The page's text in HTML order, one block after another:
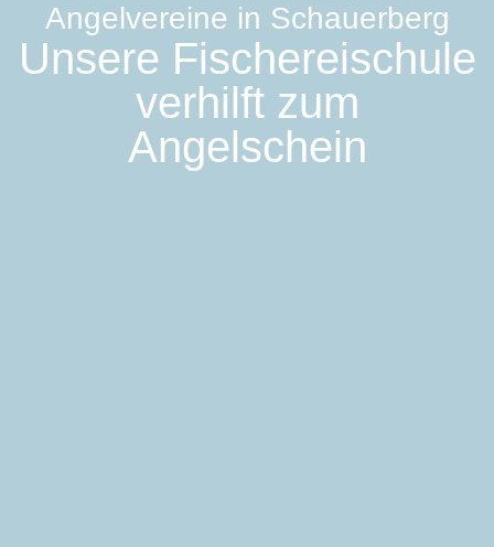
Angelvereine in Schauerberg
Unsere Fischereischule
verhilft zum
Angelschein